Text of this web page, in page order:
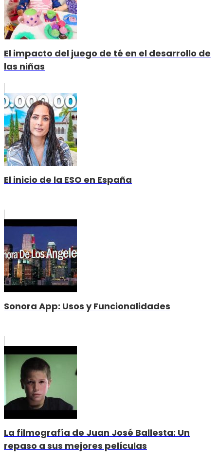
El impacto del juego de té en el desarrollo de
las niñas
El inicio de la ESO en España
Sonora App: Usos y Funcionalidades
La filmografía de Juan José Ballesta: Un
repaso a sus mejores películas